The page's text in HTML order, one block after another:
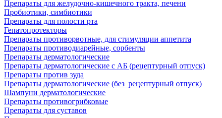
Препараты для желудочно-кишечного тракта, печени
Пробиотики, симбиотики
Препараты для полости рта
Гепатопротекторы
Препараты противорвотные, для стимуляции аппетита
Препараты противодиарейные, сорбенты
Препараты дерматологические
Препараты дерматологические с АБ (рецептурный отпуск)
Препараты против зуда
Препараты дерматологические (без_рецептурный отпуск)
Шампуни дерматологические
Препараты противогрибковые
Препараты для суставов